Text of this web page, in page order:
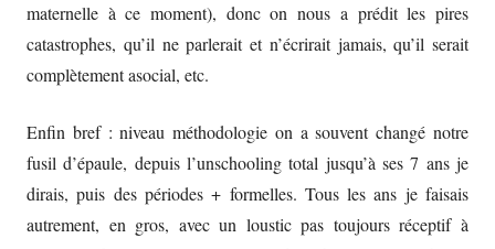
maternelle à ce moment), donc on nous a prédit les pires
catastrophes, qu’il ne parlerait et n’écrirait jamais, qu’il serait
complètement asocial, etc.
Enfin bref : niveau méthodologie on a souvent changé notre
fusil d’épaule, depuis l’unschooling total jusqu’à ses 7 ans je
dirais, puis des périodes + formelles. Tous les ans je faisais
autrement, en gros, avec un loustic pas toujours réceptif à